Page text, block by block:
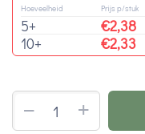
Hoeveelheid
5+
10+
Prijs p/stuk
€2,38
€2,33
+
−